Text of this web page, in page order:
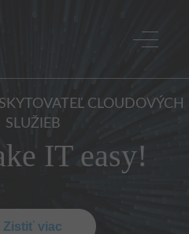
CLOUDOVÝCH
SLUŽIEB
IT easy!
Zistiť viac